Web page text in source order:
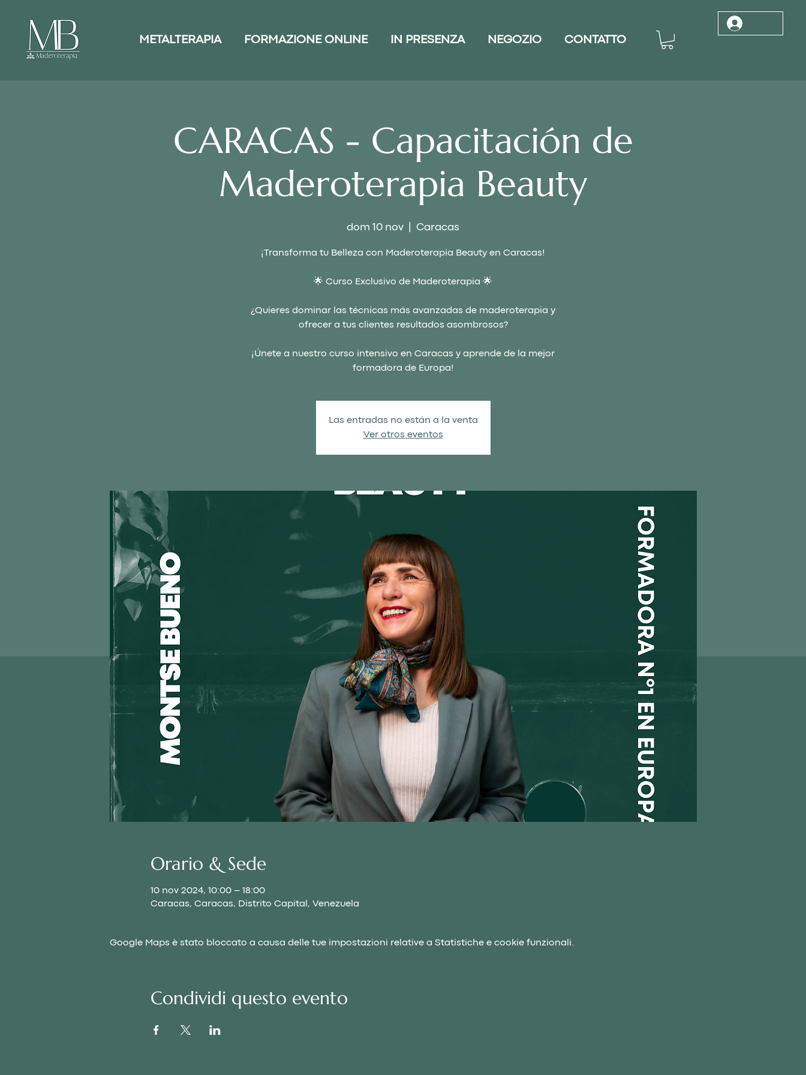
METALTERAPIA FORMAZIONE ONLINE IN PRESENZA NEGOZIO CONTATTO
CARACAS - Capacitación de
Maderoterapia Beauty
dom 10 nov Caracas
¡Transforma tu Belleza con Maderoterapia Beauty en Caracas!
🌟 Curso Exclusivo de Maderoterapia 🌟
¿Quieres dominar las técnicas más avanzadas de maderoterapia y
ofrecer a tus clientes resultados asombrosos?
¡Únete a nuestro curso intensivo en Caracas y aprende de la mejor
formadora de Europa!
Las entradas no están a la venta
Ver otros eventos
Orario & Sede
10 nov 2024, 10:00 – 18:00
Caracas, Caracas, Distrito Capital, Venezuela
Google Maps è stato bloccato a causa delle tue impostazioni relative a Statistiche e cookie funzionali.
Condividi questo evento